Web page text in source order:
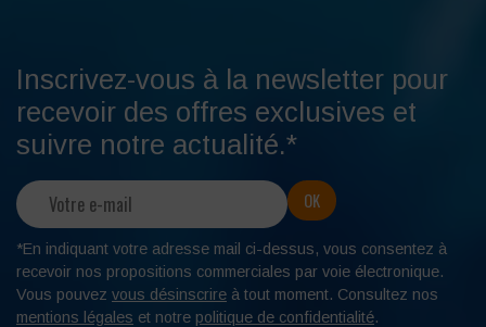
Inscrivez-vous à la newsletter pour
recevoir des offres exclusives et
suivre notre actualité.*
*En indiquant votre adresse mail ci-dessus, vous consentez à
recevoir nos propositions commerciales par voie électronique.
Vous pouvez vous désinscrire à tout moment. Consultez nos
mentions légales et notre politique de confidentialité.